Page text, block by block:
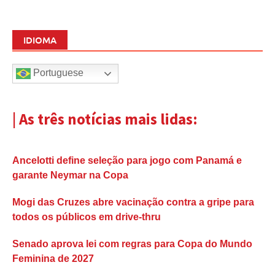
IDIOMA
Portuguese
| As três notícias mais lidas:
Ancelotti define seleção para jogo com Panamá e
garante Neymar na Copa
Mogi das Cruzes abre vacinação contra a gripe para
todos os públicos em drive-thru
Senado aprova lei com regras para Copa do Mundo
Feminina de 2027